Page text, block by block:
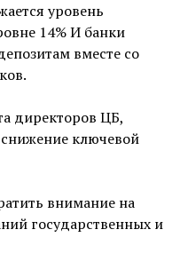
уровень
14% И банки
вместе со
директоров ЦБ,
снижение ключевой
внимание на
государственных и